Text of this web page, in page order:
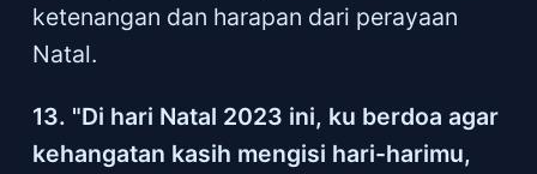
ketenangan dan harapan dari perayaan
Natal.
13. "Di hari Natal 2023 ini, ku berdoa agar
kehangatan kasih mengisi hari-harimu,